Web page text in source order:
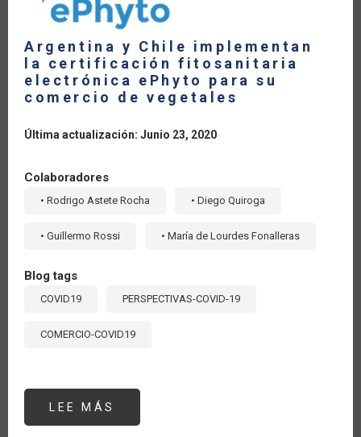
Argentina y Chile implementan
la certificación fitosanitaria
electrónica ePhyto para su
comercio de vegetales
Última actualización: Junio 23, 2020
Colaboradores
• Rodrigo Astete Rocha • Diego Quiroga
• Guillermo Rossi • María de Lourdes Fonalleras
Blog tags
COVID19 PERSPECTIVAS-COVID-19
COMERCIO-COVID19
LEE MÁS
Y